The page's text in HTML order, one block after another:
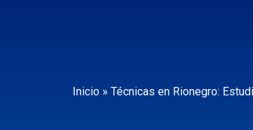
Inicio » Técnicas en Rionegro: